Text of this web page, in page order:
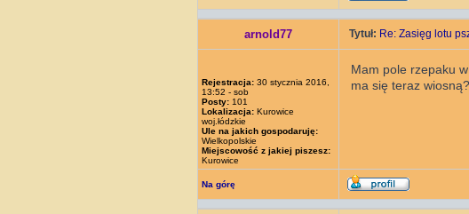
arnold77 Tytuł: Re: Zasięg lotu
Rejestracja: 30 stycznia 2016,
13:52 - sob
Posty: 101
Lokalizacja: Kurowice
woj.łódzkie
Ule na jakich gospodaruję:
Wielkopolskie
Miejscowość z jakiej piszesz:
Kurowice
Mam pole rzepaku
ma się teraz
Na górę